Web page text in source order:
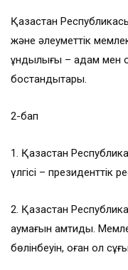
Қазақстан
және әлеуметтік
құндылығы – адам мен
бостандықтары.
2-бап
1. Қазақстан
үлгісі – президенттік
2. Қазақстан
аумағын қамтиды.
бөлінбеуін, оған қол